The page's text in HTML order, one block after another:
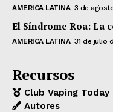
AMERICA LATINA 3 de
El Síndrome Roa: La
AMERICA LATINA 31 de julio
Recursos
Club Vaping Today
Autores